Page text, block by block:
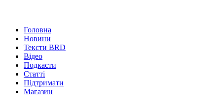
Головна
Новини
Тексти BRD
Відео
Подкасти
Статті
Підтримати
Магазин